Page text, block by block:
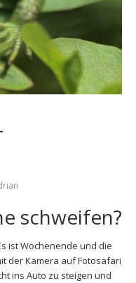
schweifen?
ist Wochenende und die
der Kamera auf Fotosafari
ins Auto zu steigen und